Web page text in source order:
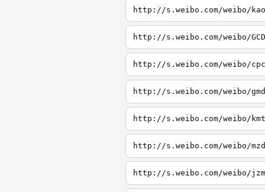
http://s.weibo.com/weibo/kao
http://s.weibo.com/weibo/GCD
http://s.weibo.com/weibo/cpc
http://s.weibo.com/weibo/gmd
http://s.weibo.com/weibo/kmt
http://s.weibo.com/weibo/mzd
http://s.weibo.com/weibo/jzm